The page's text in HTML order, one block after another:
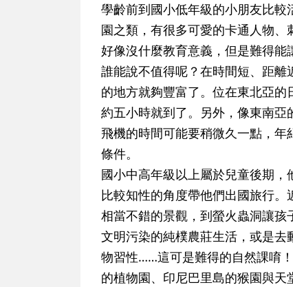
學齡前到國小低年級的小朋友比較
園之類，有很多可愛的卡通人物
好像沒什麼教育意義，但是難得能
誰能說不值得呢？在時間短、距
的地方就夠豐富了。位在東北亞
約五小時就到了。另外，像東南
飛機的時間可能要稍微久一點，
條件。
國小中高年級以上屬於兒童後期，
比較知性的角度帶他們出國旅行
相當不錯的景觀，到螢火蟲洞讓
文明污染的純樸農莊生活，或是
物習性……這可是難得的自然課唷
的植物園、印尼巴里島的猴園與